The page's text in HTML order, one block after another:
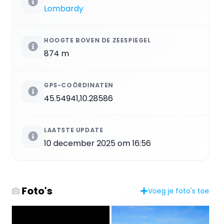
Lombardy
HOOGTE BOVEN DE ZEESPIEGEL
874 m
GPS-COÖRDINATEN
45.54941,10.28586
LAATSTE UPDATE
10 december 2025 om 16:56
Foto's Voeg je foto's toe